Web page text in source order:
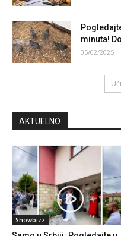
minuta!
05/02/2025
AKTUELNO
Showbizz